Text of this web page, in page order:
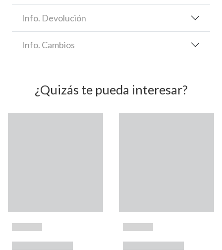
Info. Devolución
Info. Cambios
¿Quizás te pueda interesar?